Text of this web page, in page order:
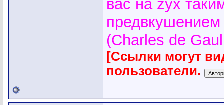
вас на zyx
(Charles de
[Ссылки могут
пользователи.